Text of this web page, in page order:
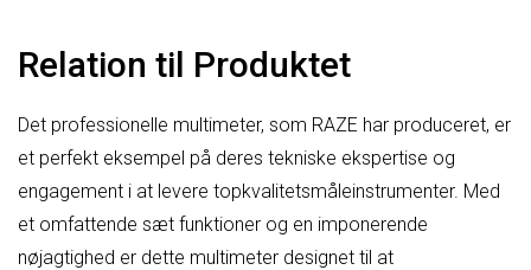
Relation til Produktet
Det professionelle multimeter, som RAZE har produceret, er
et perfekt eksempel på deres tekniske ekspertise og
engagement i at levere topkvalitetsmåleinstrumenter. Med
et omfattende sæt funktioner og en imponerende
nøjagtighed er dette multimeter designet til at